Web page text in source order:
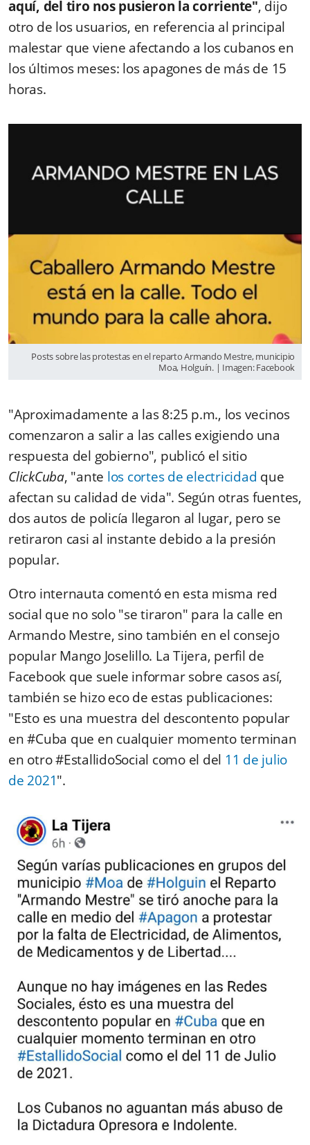
aquí, del tiro nos pusieron la corriente", dijo
otro de los usuarios, en referencia al principal
malestar que viene afectando a los cubanos en
los últimos meses: los apagones de más de 15
horas.
Posts sobre las protestas en el reparto Armando Mestre, municipio
Moa, Holguín. | Imagen: Facebook
"Aproximadamente a las 8:25 p.m., los vecinos
comenzaron a salir a las calles exigiendo una
respuesta del gobierno", publicó el sitio
ClickCuba, "ante los cortes de electricidad que
afectan su calidad de vida". Según otras fuentes,
dos autos de policía llegaron al lugar, pero se
retiraron casi al instante debido a la presión
popular.
Otro internauta comentó en esta misma red
social que no solo "se tiraron" para la calle en
Armando Mestre, sino también en el consejo
popular Mango Joselillo. La Tijera, perfil de
Facebook que suele informar sobre casos así,
también se hizo eco de estas publicaciones:
"Esto es una muestra del descontento popular
en #Cuba que en cualquier momento terminan
en otro #EstallidoSocial como el del 11 de julio
de 2021".